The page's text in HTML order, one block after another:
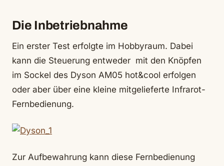
Die Inbetriebnahme
Ein erster Test erfolgte im Hobbyraum. Dabei
kann die Steuerung entweder mit den Knöpfen
im Sockel des Dyson AM05 hot&cool erfolgen
oder aber über eine kleine mitgelieferte Infrarot-
Fernbedienung.
Zur Aufbewahrung kann diese Fernbedienung